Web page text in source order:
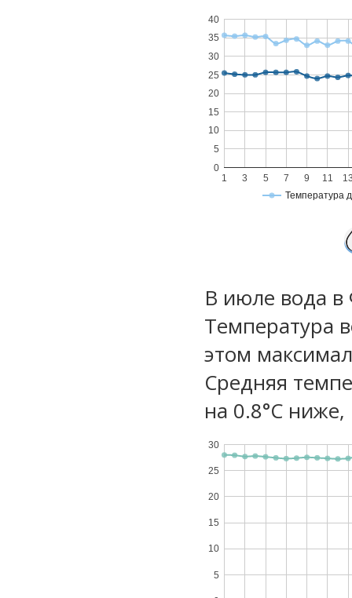
Температура
1 3 5 7 9 11
0
5
10
15
20
25
30
35
40
В июле вода в
Температура
этом
Средняя
на 0.8°C
5
10
15
20
25
30